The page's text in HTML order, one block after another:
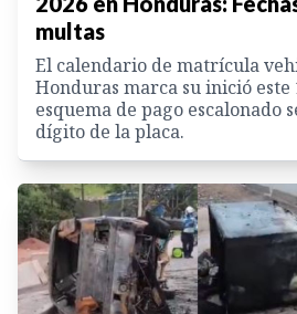
multas
El calendario de matrícula
Honduras marca su inició
esquema de pago escalonado
dígito de la placa.